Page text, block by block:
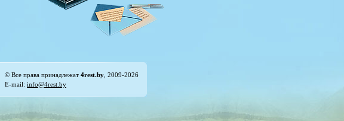
© Все права принадлежат 4rest.by , 2009-2026
E-mail: info@4rest.by